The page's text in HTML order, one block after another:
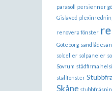
parasoll persienner
Gislaved
renovera fönster
Göteborg
solceller solpaneler
Sovrum städfirma
stallfönster
Skåne